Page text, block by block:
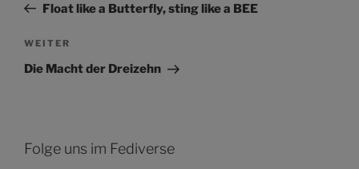
Beitrag
Float like a Butterfly, sting like a BEE
Nächster
Beitrag
WEITER
Die Macht der Dreizehn
Folge uns im Fediverse